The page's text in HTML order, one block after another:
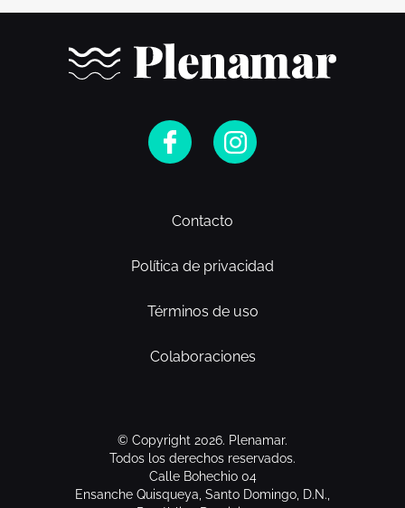
Contacto
Política de privacidad
Términos de uso
Colaboraciones
© Copyright 2026. Plenamar.
Todos los derechos reservados.
Calle Bohechio 04
Ensanche Quisqueya, Santo Domingo, D.N.,